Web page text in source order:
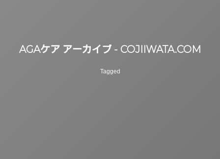
AGAケア アーカイブ - COJIIWATA.COM
Tagged